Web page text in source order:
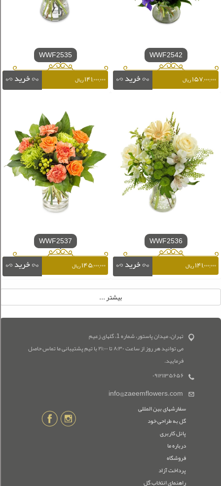
WWF2542
۱۵۷,۰۰۰,۰۰۰ریال
WWF2535
۱۴۱,۰۰۰,۰۰۰ریال
WWF2536
۱۴۱,۰۰۰,۰۰۰ریال
WWF2537
۱۴۵,۰۰۰,۰۰۰ریال
تهران، میدان پاستور، شماره 1، گلهای زعیم
می توانید هر روز از ساعت ۸:۳۰ تا ۲۱:۰۰ با تیم پشتیبانی ما تماس حاصل
فرمایید.
۰۹۱۲۱۱۳۵۶۵۶
info@zaeemflowers.com
سفارشهای بین المللی
گل به طراحی خود
پانل کاربری
درباره ما
فروشگاه
پرداخت آزاد
راهنمای انتخاب گل